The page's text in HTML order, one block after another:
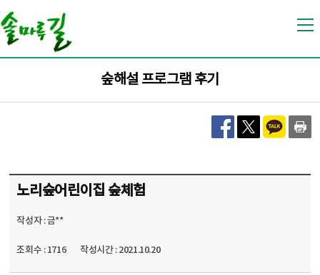
로
가
기
로
가
기
숲해설 프로그램 후기
노리숲어린이집 숲체험
작성자 : 금**
조회수 : 1716 작성시간 : 2021.10.20